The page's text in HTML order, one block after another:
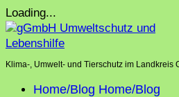
Skip
to
content
Loading...
Klima-, Umwelt- und Tierschutz im Landkreis
Home/Blog Home/Blog